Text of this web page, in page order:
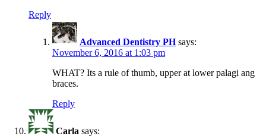
Reply
Advanced Dentistry PH says:
November 6, 2016 at 1:03 pm
WHAT? Its a rule of thumb, upper at lower palagi ang
braces.
Reply
Carla says: